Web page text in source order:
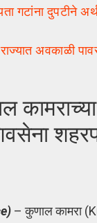
दुपटीने
अवकाळी
– कुणाल कामरा